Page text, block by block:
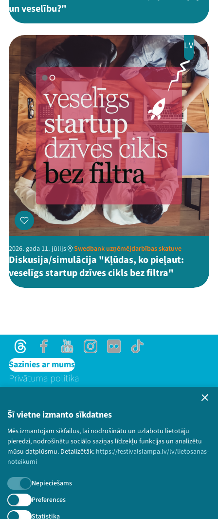
Šī vietne izmanto sīkdatnes
Mēs izmantojam sīkfailus, lai nodrošinātu un uzlabotu lietotāju
pieredzi, nodrošinātu sociālo saziņas līdzekļu funkcijas un analizētu
mūsu datplūsmu. Detalizētāk: https://festivalslampa.lv/lv/lietosanas-
noteikumi
Nepieciešams
Preferences
Statistika
un veselību?"
LV
2026. gada 11. jūlijs Swedbank uzņēmējdarbības skatuve
Diskusija/simulācija "Kļūdas, ko pieļaut:
veselīgs startup dzīves cikls bez filtra"
ThreadsFacebookYoutubeInstagram
Flick TikTok
Sazinies ar mums
Privātuma politika
© 2026 Sarunu festivāls LAMPA Visas tiesības
paturētas.
Piesakies jaunumiem!
Nepalaid garām aktuālāko informāciju!